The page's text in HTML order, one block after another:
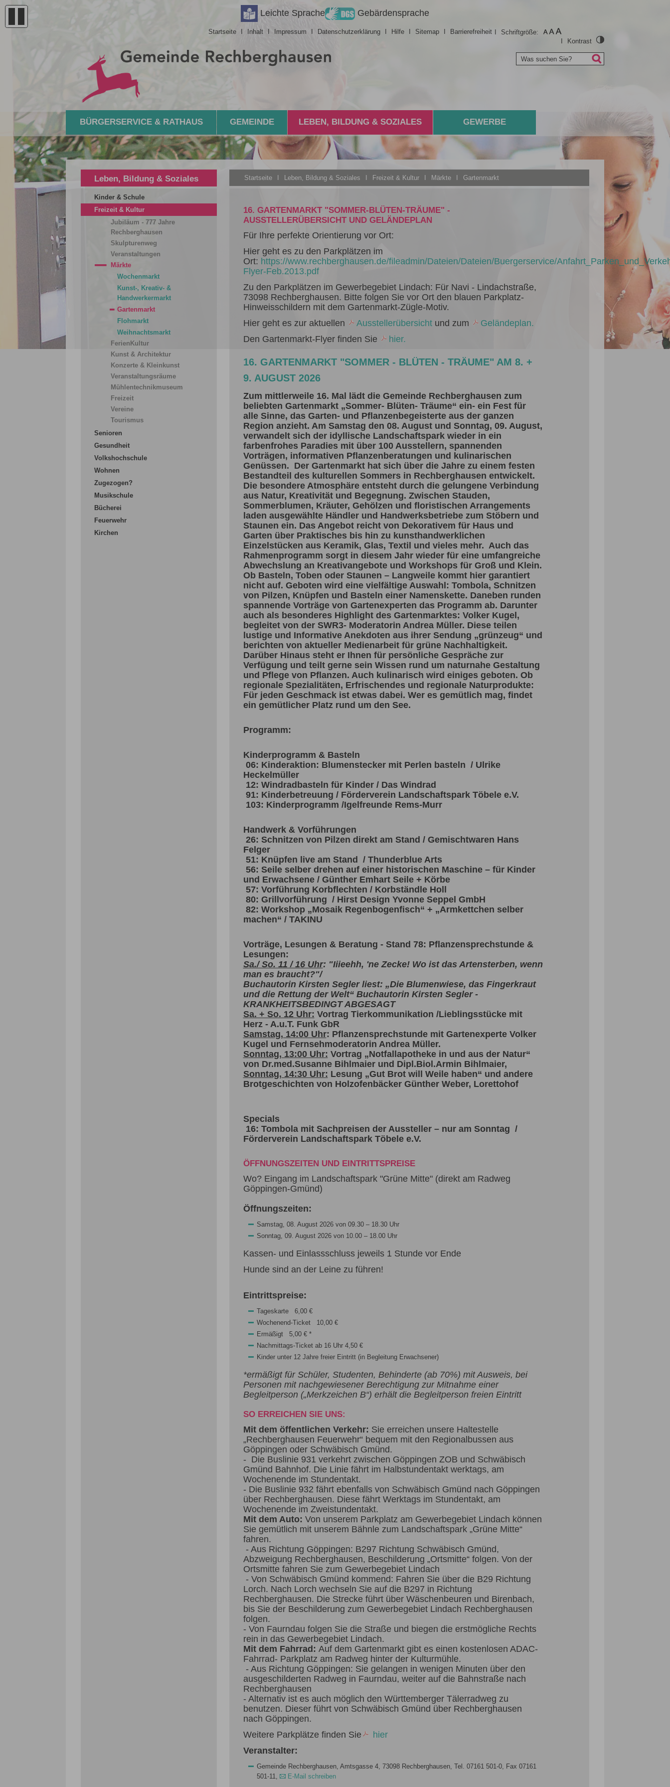
Leichte Sprache Gebärdensprache
Startseite Inhalt Impressum Datenschutzerklärung Hilfe Sitemap Barrierefreiheit
Schriftgröße:
Kontrast
Was suchen Sie?
BÜRGERSERVICE & RATHAUS GEMEINDE LEBEN, BILDUNG & SOZIALES GEWERBE
Leben, Bildung & Soziales Startseite Leben, Bildung & Soziales Freizeit & Kultur Märkte Gartenmarkt
Kinder & Schule
Freizeit & Kultur
Jubiläum - 777 Jahre
Rechberghausen
Skulpturenweg
Veranstaltungen
Märkte
Wochenmarkt
Kunst-, Kreativ- &
Handwerkermarkt
Gartenmarkt
Flohmarkt
Weihnachtsmarkt
FerienKultur
Kunst & Architektur
Konzerte & Kleinkunst
Veranstaltungsräume
Mühlentechnikmuseum
Freizeit
Vereine
Tourismus
Senioren
Gesundheit
Volkshochschule
Wohnen
Zugezogen?
Musikschule
Bücherei
Feuerwehr
Kirchen
16. GARTENMARKT "SOMMER-BLÜTEN-TRÄUME" -
AUSSTELLERÜBERSICHT UND GELÄNDEPLAN
Für Ihre perfekte Orientierung vor Ort:
Hier geht es zu den Parkplätzen im
Ort: https://www.rechberghausen.de/fileadmin/Dateien/Dateien/Buergerservice/
Flyer-Feb.2013.pdf
Zu den Parkplätzen im Gewerbegebiet Lindach: Für Navi - Lindachstraße,
73098 Rechberghausen. Bitte folgen Sie vor Ort den blauen Parkplatz-
Hinweisschildern mit dem Gartenmarkt-Zügle-Motiv.
Hier geht es zur aktuellen
Ausstellerübersichtund zum
Geländeplan.
Den Gartenmarkt-Flyer finden Sie
hier.
16. GARTENMARKT "SOMMER - BLÜTEN - TRÄUME" AM 8. +
9. AUGUST 2026
Zum mittlerweile 16. Mal lädt die Gemeinde Rechberghausen zum
beliebten Gartenmarkt „Sommer- Blüten- Träume“ ein- ein Fest für
alle Sinne, das Garten- und Pflanzenbegeisterte aus der ganzen
Region anzieht. Am Samstag den 08. August und Sonntag, 09. August,
verwandelt sich der idyllische Landschaftspark wieder in ein
farbenfrohes Paradies mit über 100 Ausstellern, spannenden
Vorträgen, informativen Pflanzenberatungen und kulinarischen
Genüssen. Der Gartenmarkt hat sich über die Jahre zu einem festen
Bestandteil des kulturellen Sommers in Rechberghausen entwickelt.
Die besondere Atmosphäre entsteht durch die gelungene Verbindung
aus Natur, Kreativität und Begegnung. Zwischen Stauden,
Sommerblumen, Kräuter, Gehölzen und floristischen Arrangements
laden ausgewählte Händler und Handwerksbetriebe zum Stöbern und
Staunen ein. Das Angebot reicht von Dekorativem für Haus und
Garten über Praktisches bis hin zu kunsthandwerklichen
Einzelstücken aus Keramik, Glas, Textil und vieles mehr. Auch das
Rahmenprogramm sorgt in diesem Jahr wieder für eine umfangreiche
Abwechslung an Kreativangebote und Workshops für Groß und Klein.
Ob Basteln, Toben oder Staunen – Langweile kommt hier garantiert
nicht auf. Geboten wird eine vielfältige Auswahl: Tombola, Schnitzen
von Pilzen, Knüpfen und Basteln einer Namenskette. Daneben runden
spannende Vorträge von Gartenexperten das Programm ab. Darunter
auch als besonderes Highlight des Gartenmarktes: Volker Kugel,
begleitet von der SWR3- Moderatorin Andrea Müller. Diese teilen
lustige und Informative Anekdoten aus ihrer Sendung „grünzeug“ und
berichten von aktueller Medienarbeit für grüne Nachhaltigkeit.
Darüber Hinaus steht er Ihnen für persönliche Gespräche zur
Verfügung und teilt gerne sein Wissen rund um naturnahe Gestaltung
und Pflege von Pflanzen. Auch kulinarisch wird einiges geboten. Ob
regionale Spezialitäten, Erfrischendes und regionale Naturprodukte:
Für jeden Geschmack ist etwas dabei. Wer es gemütlich mag, findet
ein gemütlicher Platz rund um den See.
Programm:
Kinderprogramm & Basteln
06: Kinderaktion: Blumenstecker mit Perlen basteln / Ulrike
Heckelmüller
12: Windradbasteln für Kinder / Das Windrad
91: Kinderbetreuung / Förderverein Landschaftspark Töbele e.V.
103: Kinderprogramm /Igelfreunde Rems-Murr
Handwerk & Vorführungen
26: Schnitzen von Pilzen direkt am Stand / Gemischtwaren Hans
Felger
51: Knüpfen live am Stand / Thunderblue Arts
56: Seile selber drehen auf einer historischen Maschine – für Kinder
und Erwachsene / Günther Emhart Seile + Körbe
57: Vorführung Korbflechten / Korbständle Holl
80: Grillvorführung / Hirst Design Yvonne Seppel GmbH
82: Workshop „Mosaik Regenbogenfisch“ + „Armkettchen selber
machen“ / TAKINU
Vorträge, Lesungen & Beratung - Stand 78: Pflanzensprechstunde &
Lesungen:
Sa./ So. 11 / 16 Uhr: "Iiieehh, 'ne Zecke! Wo ist das Artensterben, wenn
man es braucht?"/
Buchautorin Kirsten Segler liest: „Die Blumenwiese, das Fingerkraut
und die Rettung der Welt“ Buchautorin Kirsten Segler -
KRANKHEITSBEDINGT ABGESAGT
Sa. + So. 12 Uhr: Vortrag Tierkommunikation /Lieblingsstücke mit
Herz - A.u.T. Funk GbR
Samstag, 14:00 Uhr: Pflanzensprechstunde mit Gartenexperte Volker
Kugel und Fernsehmoderatorin Andrea Müller.
Sonntag, 13:00 Uhr: Vortrag „Notfallapotheke in und aus der Natur“
von Dr.med.Susanne Bihlmaier und Dipl.Biol.Armin Bihlmaier,
Sonntag, 14:30 Uhr: Lesung „Gut Brot will Weile haben“ und andere
Brotgeschichten von Holzofenbäcker Günther Weber, Lorettohof
Specials
16: Tombola mit Sachpreisen der Aussteller – nur am Sonntag /
Förderverein Landschaftspark Töbele e.V.
ÖFFNUNGSZEITEN UND EINTRITTSPREISE
Wo? Eingang im Landschaftspark "Grüne Mitte" (direkt am Radweg
Göppingen-Gmünd)
Öffnungszeiten:
Samstag, 08. August 2026 von 09.30 – 18.30 Uhr
Sonntag, 09. August 2026 von 10.00 – 18.00 Uhr
Kassen- und Einlassschluss jeweils 1 Stunde vor Ende
Hunde sind an der Leine zu führen!
Eintrittspreise:
Tageskarte 6,00 €
Wochenend-Ticket 10,00 €
Ermäßigt 5,00 € *
Nachmittags-Ticket ab 16 Uhr 4,50 €
Kinder unter 12 Jahre freier Eintritt (in Begleitung Erwachsener)
*ermäßigt für Schüler, Studenten, Behinderte (ab 70%) mit Ausweis, bei
Personen mit nachgewiesener Berechtigung zur Mitnahme einer
Begleitperson („Merkzeichen B“) erhält die Begleitperson freien Eintritt
SO ERREICHEN SIE UNS:
Mit dem öffentlichen Verkehr: Sie erreichen unsere Haltestelle
„Rechberghausen Feuerwehr“ bequem mit den Regionalbussen aus
Göppingen oder Schwäbisch Gmünd.
- Die Buslinie 931 verkehrt zwischen Göppingen ZOB und Schwäbisch
Gmünd Bahnhof. Die Linie fährt im Halbstundentakt werktags, am
Wochenende im Stundentakt.
- Die Buslinie 932 fährt ebenfalls von Schwäbisch Gmünd nach Göppingen
über Rechberghausen. Diese fährt Werktags im Stundentakt, am
Wochenende im Zweistundentakt.
Mit dem Auto: Von unserem Parkplatz am Gewerbegebiet Lindach können
Sie gemütlich mit unserem Bähnle zum Landschaftspark „Grüne Mitte“
fahren.
- Aus Richtung Göppingen: B297 Richtung Schwäbisch Gmünd,
Abzweigung Rechberghausen, Beschilderung „Ortsmitte“ folgen. Von der
Ortsmitte fahren Sie zum Gewerbegebiet Lindach
- Von Schwäbisch Gmünd kommend: Fahren Sie über die B29 Richtung
Lorch. Nach Lorch wechseln Sie auf die B297 in Richtung
Rechberghausen. Die Strecke führt über Wäschenbeuren und Birenbach,
bis Sie der Beschilderung zum Gewerbegebiet Lindach Rechberghausen
folgen.
- Von Faurndau folgen Sie die Straße und biegen die erstmögliche Rechts
rein in das Gewerbegebiet Lindach.
Mit dem Fahrrad: Auf dem Gartenmarkt gibt es einen kostenlosen ADAC-
Fahrrad- Parkplatz am Radweg hinter der Kulturmühle.
- Aus Richtung Göppingen: Sie gelangen in wenigen Minuten über den
ausgeschilderten Radweg in Faurndau, weiter auf die Bahnstraße nach
Rechberghausen
- Alternativ ist es auch möglich den Württemberger Tälerradweg zu
benutzen. Dieser führt von Schwäbisch Gmünd über Rechberghausen
nach Göppingen.
Weitere Parkplätze finden Sie
hier
Veranstalter:
Gemeinde Rechberghausen, Amtsgasse 4, 73098 Rechberghausen, Tel. 07161 501-0, Fax 07161
501-11,
E-Mail schreiben